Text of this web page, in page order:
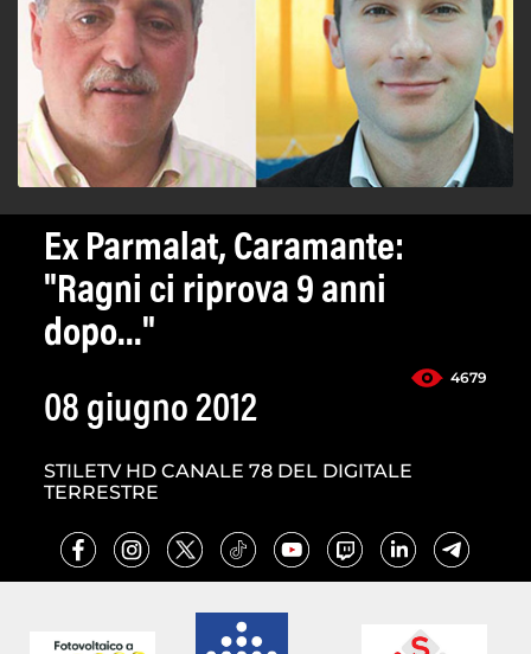
Ex Parmalat, Caramante:
"Ragni ci riprova 9 anni
dopo..."
4679
08 giugno 2012
STILETV HD CANALE 78 DEL DIGITALE
TERRESTRE